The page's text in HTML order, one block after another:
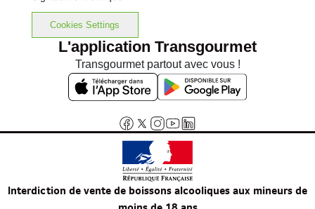
Cookies Settings
L'application Transgourmet
Transgourmet partout avec vous !
Interdiction de vente de boissons alcooliques aux mineurs de